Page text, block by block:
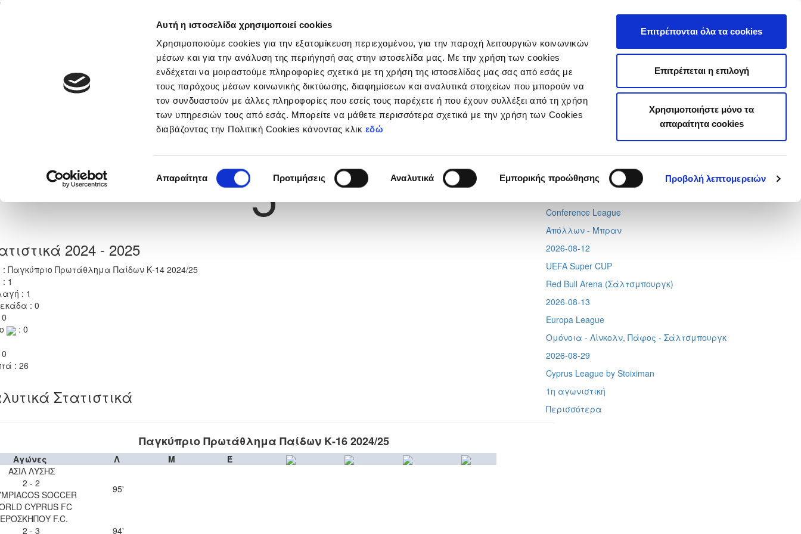
Αυτή η ιστοσελίδα χρησιμοποιεί cookies
Χρησιμοποιούμε cookies για την εξατομίκευση περιεχομένου, για την παροχή λειτουργιών κοινωνικών
μέσων και για την ανάλυση της περιήγησή σας στην ιστοσελίδα μας. Με την χρήση των cookies
ενδέχεται να μοιραστούμε πληροφορίες σχετικά με τη χρήση της ιστοσελίδας μας σας από εσάς με
τους παρόχους μέσων κοινωνικής δικτύωσης, διαφημίσεων και αναλυτικά στοιχείων που μπορούν να
τον συνδυαστούν με άλλες πληροφορίες που εσείς τους παρέχετε ή που έχουν συλλέξει από τη χρήση
των υπηρεσιών τους από εσάς. Μπορείτε να μάθετε περισσότερα σχετικά με την χρήση των Cookies
διαβάζοντας την Πολιτική Cookies κάνοντας κλικ εδώ
συγκατάθεσης
Απαραίτητα Προτιμήσεις Αναλυτικά Εμπορικής προώθησης Προβολή λεπτομερειών
Επιτρέπονται όλα τα cookies
Επιτρέπεται η επιλογή
Χρησιμοποιήστε μόνο τα
απαραίτητα cookies
Νέα & Πληροφορίες Εθνικές Ομάδες Διοργανώσεις
Previous Next
ΓΕΩΡΓΙΟΣ ΚΩΝΣΤΑΝΤΙΝΟΥ
Νούμερο Φανέλας
5
2024 - 2025
: Παγκύπριο Πρωτάθλημα Παίδων Κ-14 2024/25
1
: 1
: 0
: 0
: 26
Στατιστικά
Παγκύπριο Πρωτάθλημα Παίδων Κ-16 2024/25
Αγώνες Λ Μ
Έ
ΑΣΙΛ ΛΥΣΗΣ
2 - 2
SOCCER
CYPRUS FC
95'
F.C.
2 - 3
94'
Tweets by CyprusFA
Προσεχή γεγονότα
Europa League
Λίνκολν - Ομόνοια,
Σάλτσμπουργκ – Πάφος
Conference League
Απόλλων - Μπραν
2026-08-12
UEFA Super CUP
Red Bull Arena (Σάλτσμπουργκ)
2026-08-13
Europa League
Ομόνοια - Λίνκολν, Πάφος - Σάλτσμπουργκ
2026-08-29
Cyprus League by Stoiximan
1η αγωνιστική
Περισσότερα